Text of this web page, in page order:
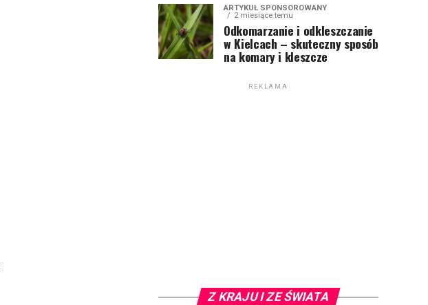
ARTYKUŁ SPONSOROWANY
2 miesiące temu
Odkomarzanie i odkleszczanie
w Kielcach – skuteczny sposób
na komary i kleszcze
REKLAMA
Z KRAJU I ZE ŚWIATA